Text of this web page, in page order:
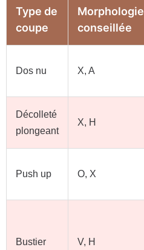
Type de
coupe
Morphologie
conseillée
Dos nu X, A
Décolleté
plongeant
X, H
Push up O, X
Bustier V, H